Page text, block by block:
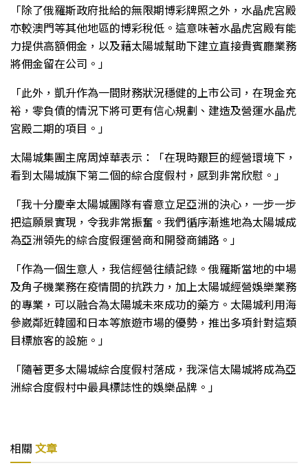
「除了俄羅斯政府批給的無限期博彩牌照之外，水晶虎宮殿
亦較澳門等其他地區的博彩稅低。這意味著水晶虎宮殿有能
力提供高額佣金，以及藉太陽城幫助下建立直接貴賓廳業務
將佣金留在公司。」
「此外，凱升作為一間財務狀況穩健的上市公司，在現金充
裕，零負債的情況下將可更有信心規劃、建造及營運水晶虎
宮殿二期的項目。」
太陽城集團主席周焯華表示：「在現時艱巨的經營環境下，
看到太陽城旗下第二個的綜合度假村，感到非常欣慰。」
「我十分慶幸太陽城團隊有睿意立足亞洲的決心，一步一步
把這願景實現，令我非常振奮。我們循序漸進地為太陽城成
為亞洲領先的綜合度假運營商和開發商鋪路。」
「作為一個生意人，我信經營往績記錄。俄羅斯當地的中場
及角子機業務在疫情間的抗跌力，加上太陽城經營娛樂業務
的專業，可以融合為太陽城未來成功的藥方。太陽城利用海
參崴鄰近韓國和日本等旅遊市場的優勢，推出多項針對這類
目標旅客的設施。」
「隨著更多太陽城綜合度假村落成，我深信太陽城將成為亞
洲綜合度假村中最具標誌性的娛樂品牌。」
相關 文章